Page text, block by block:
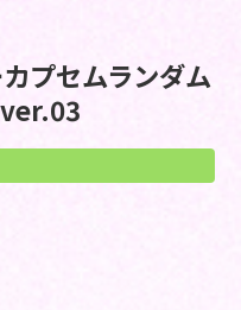
プセムランダム